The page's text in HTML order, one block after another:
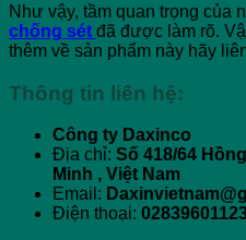
Như vậy, tầm quan trọng của
chống sét đã được làm rõ.
thêm về sản phẩm này hãy
Thông tin liên hệ:
Công ty Daxinco
Địa chỉ: Số 418/64
Minh , Việt Nam
Email:
Điện thoại: